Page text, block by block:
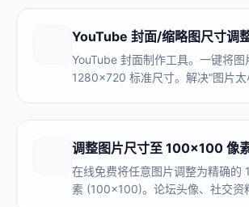
YouTube 封面/缩略图尺寸调
YouTube 封面制作工具。一键将图
1280x720 标准尺寸。解决“图片太
调整图片尺寸至 100×100 像
在线免费将任意图片调整为精确的
素 (100x100)。论坛头像、社交资